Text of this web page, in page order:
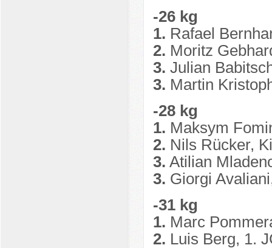
-26 kg
1. Rafael
2. Moritz
3. Julian
3. Martin
-28 kg
1. Maksym
2. Nils Rücker,
3. Atilian
3. Giorgi
-31 kg
1. Marc
2. Luis Berg, 1.